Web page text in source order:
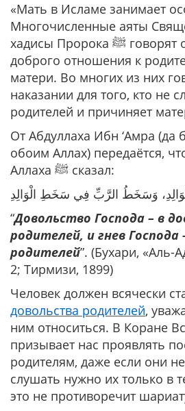
«Мать в Исламе занимает
Многочисленные аяты
хадисы Пророка ﷺ говорят о важности
доброго отношения к
матери. Во многих из них
наказании для того, кто не
родителей и причиняет
От Абдуллаха Ибн ‘Амра (да
обоим Аллах) передаётся,
Аллаха ﷺ сказал:
وَسَخَطُ الرَّبِّ فِي سَخَطِ الْوَالِدِ
“Довольство Господа – в
родителей, и гнев Господа
родителей”. (Бухари, «Аль-
2; Тирмизи, 1899)
Человек должен всячески
довольства родителей,
ним относиться. В Коране
призывает нас проявлять
родителям, даже если они
слушать нужно их только в
это не противоречит